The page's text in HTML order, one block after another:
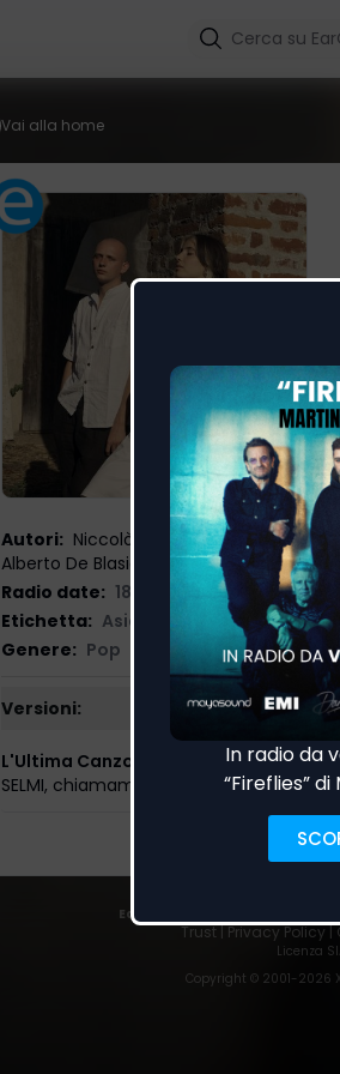
Vai alla home
Autori: Niccolò Selmi, Raffaele
Alberto De Blasio
Radio date: 18/07/2025
Etichetta: Asian Fake
Warner
Genere: Pop
Versioni:
L'Ultima Canzone
SELMI, chiamamifaro
EarOne rileva i passaggi in onda
Trust|Privacy Policy|
Licenza
Copyright © 2001- 2026